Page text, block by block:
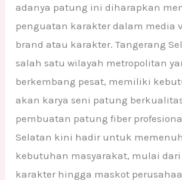
adanya patung ini diharapkan
penguatan karakter dalam media
brand atau karakter. Tangerang
salah satu wilayah metropolitan
berkembang pesat, memiliki
akan karya seni patung
pembuatan patung fiber
Selatan kini hadir untuk
kebutuhan masyarakat, mulai
karakter hingga maskot